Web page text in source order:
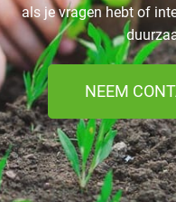
als je vragen hebt of
NEEM